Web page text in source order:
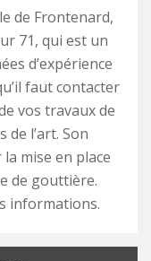
de Frontenard,
71, qui est un
d’expérience
faut contacter
vos travaux de
de l’art. Son
mise en place
de gouttière.
informations.